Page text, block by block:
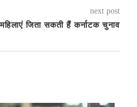
next post
जिता सकती हैं कर्नाटक चुनाव